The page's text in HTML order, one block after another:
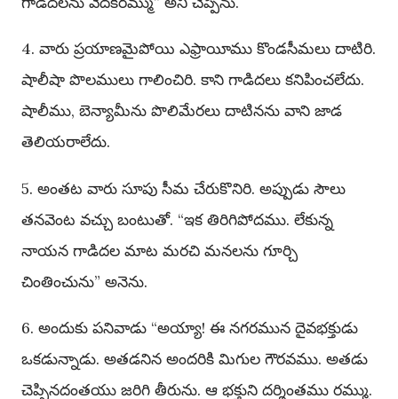
4. వారు ప్రయాణమైపోయి ఎఫ్రాయీము కొండసీమలు దాటిరి.
షాలీషా పొలములు గాలించిరి. కాని గాడిదలు కనిపించలేదు.
షాలీము, బెన్యామీను పొలిమేరలు దాటినను వాని జాడ
తెలియరాలేదు.
5. అంతట వారు సూపు సీమ చేరుకొనిరి. అప్పుడు సౌలు
తనవెంట వచ్చు బంటుతో. “ఇక తిరిగిపోదము. లేకున్న
నాయన గాడిదల మాట మరచి మనలను గూర్చి
చింతించును” అనెను.
6. అందుకు పనివాడు “అయ్యా! ఈ నగరమున దైవభక్తుడు
ఒకడున్నాడు. అతడనిన అందరికి మిగుల గౌరవము. అతడు
చెప్పినదంతయు జరిగి తీరును. ఆ భక్తుని దర్శింతము రమ్ము.